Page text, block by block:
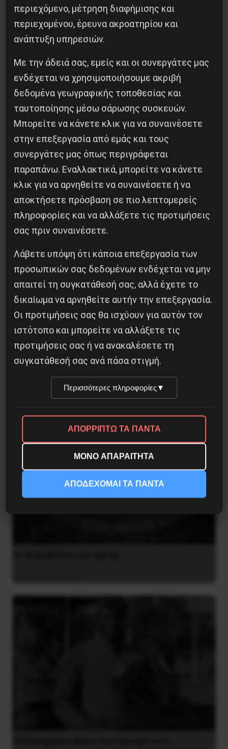
Για να τελειώνουμε με τις “υγρές αγορές” της
μουσικής
4 Ιανουαρίου 2021
Διδάκτορας μαθηματικών στο Παρίσι ο
Αλέξανδρος Γιωτόπουλος
16 Ιουλίου 2021
περιεχόμενο, μέτρηση διαφήμισης και
περιεχομένου, έρευνα ακροατηρίου και
ανάπτυξη υπηρεσιών.
Με την άδειά σας, εμείς και οι συνεργάτες μας
ενδέχεται να χρησιμοποιήσουμε ακριβή
δεδομένα γεωγραφικής τοποθεσίας και
ταυτοποίησης μέσω σάρωσης συσκευών.
Μπορείτε να κάνετε κλικ για να συναινέσετε
στην επεξεργασία από εμάς και τους
συνεργάτες μας όπως περιγράφεται
παραπάνω. Εναλλακτικά, μπορείτε να κάνετε
κλικ για να αρνηθείτε να συναινέσετε ή να
αποκτήσετε πρόσβαση σε πιο λεπτομερείς
πληροφορίες και να αλλάξετε τις προτιμήσεις
σας πριν συναινέσετε.
Λάβετε υπόψη ότι κάποια επεξεργασία των
προσωπικών σας δεδομένων ενδέχεται να μην
απαιτεί τη συγκατάθεσή σας, αλλά έχετε το
δικαίωμα να αρνηθείτε αυτήν την επεξεργασία.
Οι προτιμήσεις σας θα ισχύουν για αυτόν τον
ιστότοπο και μπορείτε να αλλάξετε τις
προτιμήσεις σας ή να ανακαλέσετε τη
συγκατάθεσή σας ανά πάσα στιγμή.
Περισσότερες πληροφορίες▼
ΑΠΟΡΡΙΠΤΩ ΤΑ ΠΑΝΤΑ
ΜΟΝΟ ΑΠΑΡΑΙΤΗΤΑ
ΑΠΟΔΕΧΟΜΑΙ ΤΑ ΠΑΝΤΑ